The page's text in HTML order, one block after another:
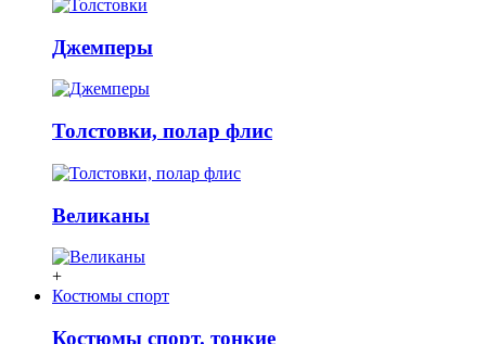
Джемперы
Толстовки, полар флис
Великаны
+
Костюмы спорт
Костюмы спорт. тонкие